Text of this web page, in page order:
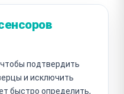
подтвердить
и исключить
быстро определить,